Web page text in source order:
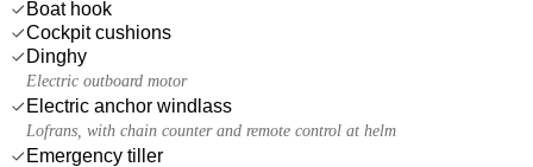
Boat hook
Cockpit cushions
Dinghy
Electric outboard motor
Electric anchor windlass
Lofrans, with chain counter and remote control at helm
Emergency tiller